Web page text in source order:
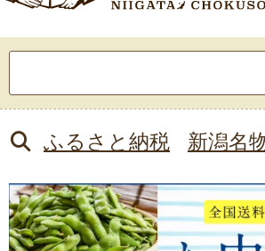
索:
ふるさと納税 新潟名